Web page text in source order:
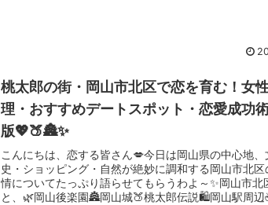
桃太郎の街・岡山市北区で恋を育む！女
理・おすすめデートスポット・恋愛成功
版💖🍑🏯✨
こんにちは、恋する皆さん💋今日は岡山県の中心地、
史・ショッピング・自然が絶妙に調和する岡山市北区
情についてたっぷり語らせてもらうわよ～✨岡山市北
と、🌿岡山後楽園🏯岡山城🍑桃太郎伝説🛍️岡山駅周辺